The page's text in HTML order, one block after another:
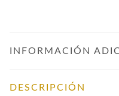
INFORMACIÓN
DESCRIPCIÓN